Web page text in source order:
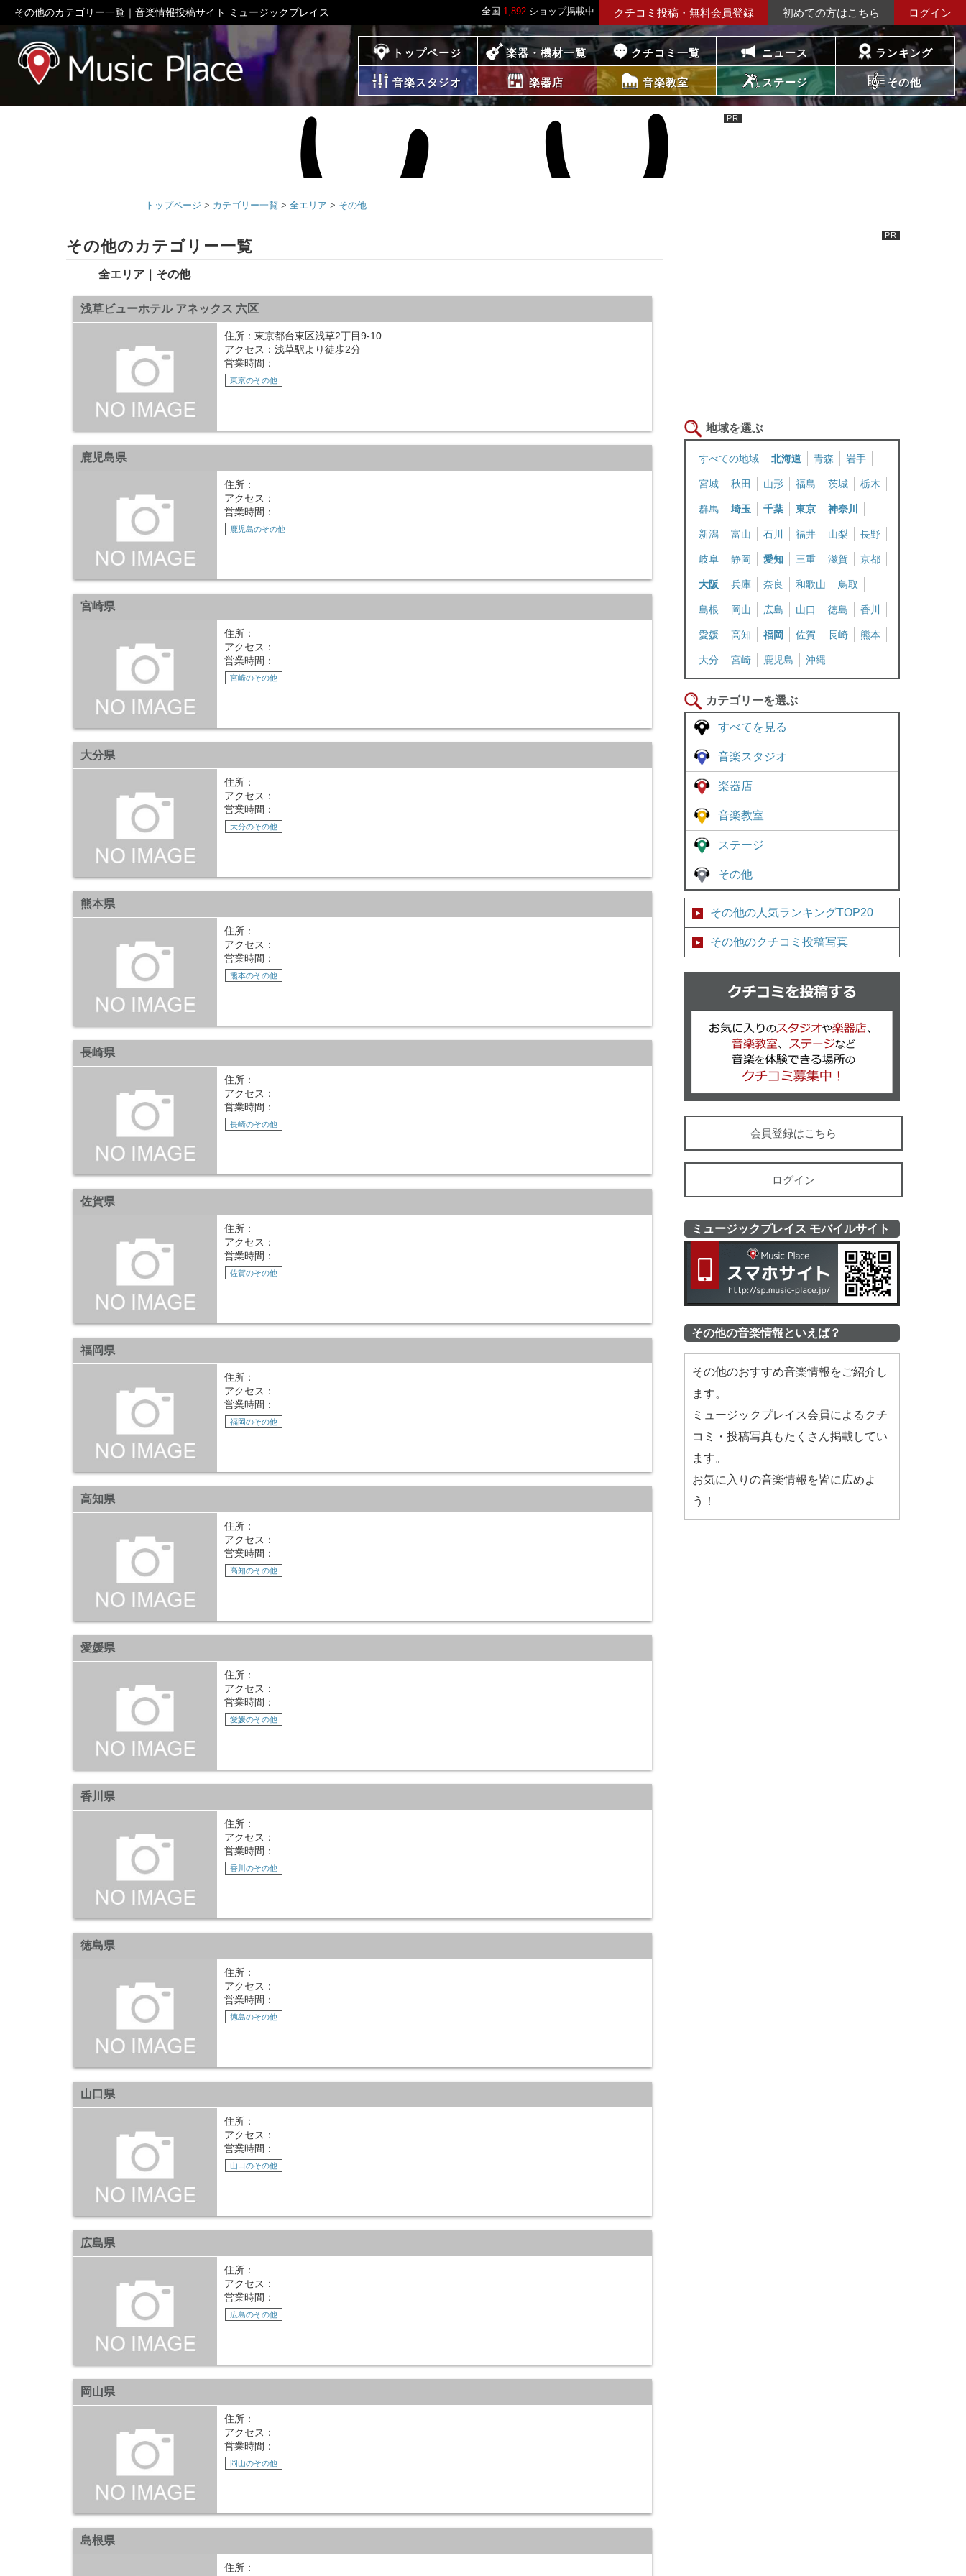
全国 1,892 ショップ掲載中 クチコミ投稿・無料会員登録 初めての方はこちら ログイン
その他のカテゴリー一覧｜音楽情報投稿サイト ミュージックプレイス
ミュージックプレイス トップページ 楽器・機材一覧 クチコミ一覧 ニュース ランキング
音楽スタジオ 楽器店 音楽教室 ステージ その他
トップページ カテゴリー一覧 全エリア その他
その他のカテゴリー一覧
全エリア｜その他
浅草ビューホテル アネックス 六区
住所：東京都台東区浅草2丁目9-10
アクセス：浅草駅より徒歩2分
営業時間：
東京のその他
鹿児島県
住所：
アクセス：
営業時間：
鹿児島のその他
宮崎県
住所：
アクセス：
営業時間：
宮崎のその他
大分県
住所：
アクセス：
営業時間：
大分のその他
熊本県
住所：
アクセス：
営業時間：
熊本のその他
長崎県
住所：
アクセス：
営業時間：
長崎のその他
佐賀県
住所：
アクセス：
営業時間：
佐賀のその他
福岡県
住所：
アクセス：
営業時間：
福岡のその他
高知県
住所：
アクセス：
営業時間：
高知のその他
愛媛県
住所：
アクセス：
営業時間：
愛媛のその他
香川県
住所：
アクセス：
営業時間：
香川のその他
徳島県
住所：
アクセス：
営業時間：
徳島のその他
山口県
住所：
アクセス：
営業時間：
山口のその他
広島県
住所：
アクセス：
営業時間：
広島のその他
岡山県
住所：
アクセス：
営業時間：
岡山のその他
島根県
住所：
地域を選ぶ
すべての地域 北海道 青森 岩手
宮城 秋田 山形 福島 茨城 栃木
群馬 埼玉 千葉 東京 神奈川
新潟 富山 石川 福井 山梨 長野
岐阜 静岡 愛知 三重 滋賀 京都
大阪 兵庫 奈良 和歌山 鳥取
島根 岡山 広島 山口 徳島 香川
愛媛 高知 福岡 佐賀 長崎 熊本
大分 宮崎 鹿児島 沖縄
カテゴリーを選ぶ
すべてを見る
音楽スタジオ
楽器店
音楽教室
ステージ
その他
その他の人気ランキングTOP20
その他のクチコミ投稿写真
会員登録はこちら
ログイン
ミュージックプレイス モバイルサイト
その他の音楽情報といえば？
その他のおすすめ音楽情報をご紹介し
ます。
ミュージックプレイス会員によるクチ
コミ・投稿写真もたくさん掲載してい
ます。
お気に入りの音楽情報を皆に広めよ
う！